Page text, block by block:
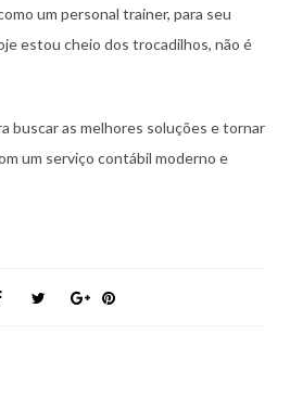
um personal trainer, para seu
estou cheio dos trocadilhos, não é
buscar as melhores soluções e tornar
um serviço contábil moderno e